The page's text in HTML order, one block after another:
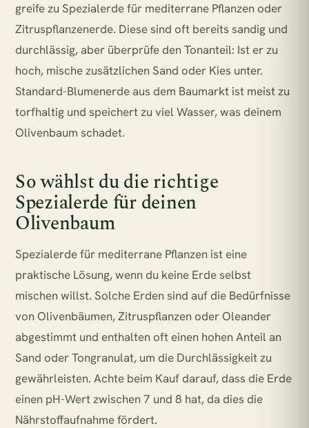
greife zu Spezialerde für mediterrane Pflanzen oder
Zitruspflanzenerde. Diese sind oft bereits sandig und
durchlässig, aber überprüfe den Tonanteil: Ist er zu
hoch, mische zusätzlichen Sand oder Kies unter.
Standard-Blumenerde aus dem Baumarkt ist meist zu
torfhaltig und speichert zu viel Wasser, was deinem
Olivenbaum schadet.
So wählst du die richtige
Spezialerde für deinen
Olivenbaum
Spezialerde für mediterrane Pflanzen ist eine
praktische Lösung, wenn du keine Erde selbst
mischen willst. Solche Erden sind auf die Bedürfnisse
von Olivenbäumen, Zitruspflanzen oder Oleander
abgestimmt und enthalten oft einen hohen Anteil an
Sand oder Tongranulat, um die Durchlässigkeit zu
gewährleisten. Achte beim Kauf darauf, dass die Erde
einen pH-Wert zwischen 7 und 8 hat, da dies die
Nährstoffaufnahme fördert.